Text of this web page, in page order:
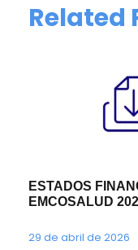
Related
ESTADOS
EMCOSALUD
29 de abril de 2026